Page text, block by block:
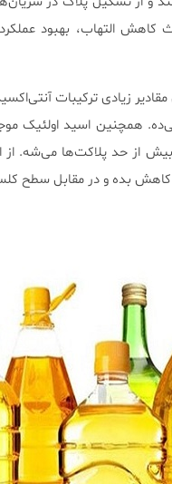
کنجد باعث کاهش التهاب،
همچنین اسید اولئیک
بیش از حد پلاکت‌ها می‌شه.
کاهش بده و در مقابل سطح